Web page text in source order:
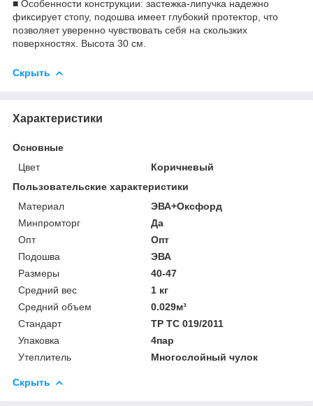
■ Особенности конструкции: застежка-липучка надежно
фиксирует стопу, подошва имеет глубокий протектор, что
позволяет уверенно чувствовать себя на скользких
поверхностях. Высота 30 см.
Скрыть
Характеристики
Основные
Цвет
Коричневый
Пользовательские характеристики
Материал
ЭВА+Оксфорд
Минпромторг
Да
Опт
Опт
Подошва
ЭВА
Размеры
40-47
Средний вес
1 кг
Средний объем
0.029м³
Стандарт
ТР ТС 019/2011
Упаковка
4пар
Утеплитель
Многослойный чулок
Скрыть